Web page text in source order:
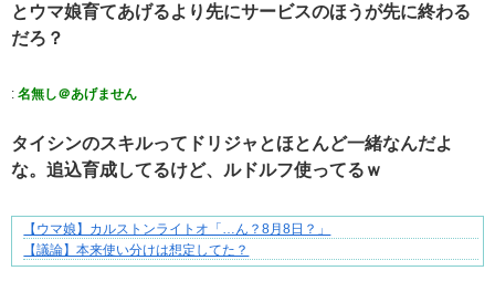
とウマ娘育てあげるより先にサービスのほうが先に終わる
だろ？
: 名無し＠あげません
タイシンのスキルってドリジャとほとんど一緒なんだよ
な。追込育成してるけど、ルドルフ使ってるｗ
成長の先で気づいた想い、不器用な大人の恋
【ウマ娘】カルストンライトオ「…ん？8月8日？」
【議論】本来使い分けは想定してた？